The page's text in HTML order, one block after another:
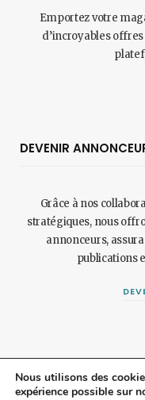
Emportez votre
d’incroyables
DEVENIR
Grâce à nos
stratégiques, nous
annonceurs,
publications
Nous utilisons des
expérience possible sur